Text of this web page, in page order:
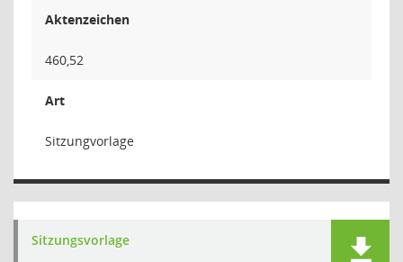
Aktenzeichen
460,52
Art
Sitzungvorlage
Sitzungsvorlage